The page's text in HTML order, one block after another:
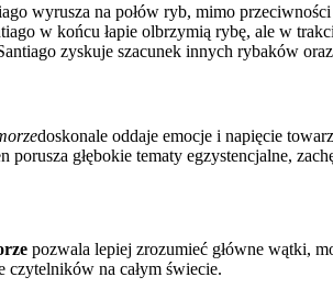
wyrusza na połów ryb, mimo przeciwności
w końcu łapie olbrzymią rybę, ale w
zyskuje szacunek innych rybaków
doskonale oddaje emocje i napięcie
głębokie tematy egzystencjalne,
pozwala lepiej zrozumieć główne wątki,
na całym świecie.